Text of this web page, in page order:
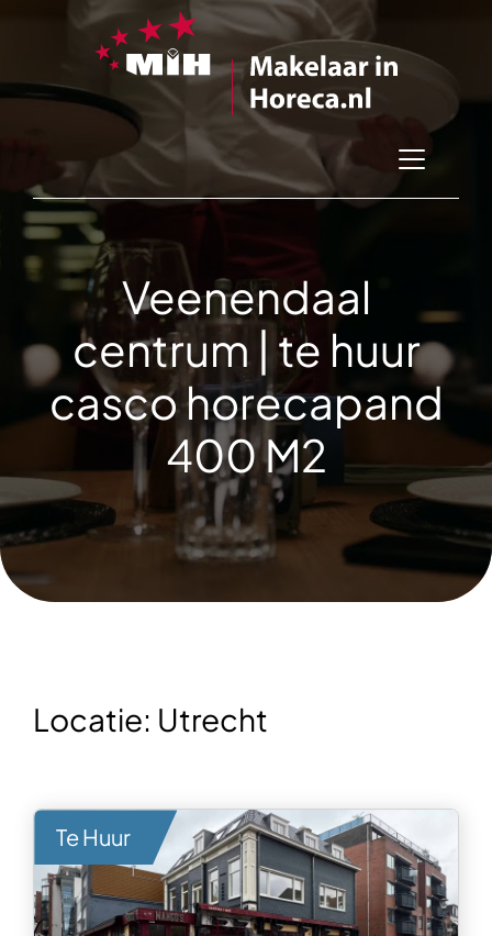
Veenendaal
centrum | te huur
casco horecapand
400 M2
Locatie: Utrecht
Te Huur